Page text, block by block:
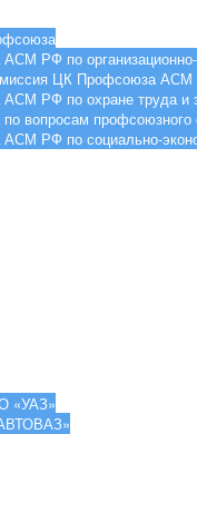
РФ по организационно-
ЦК Профсоюза
РФ по охране труда и
вопросам
РФ по социально-
«УАЗ»